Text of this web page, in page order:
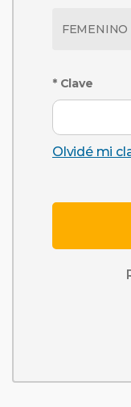
FEMENINO
* Clave
Olvidé mi